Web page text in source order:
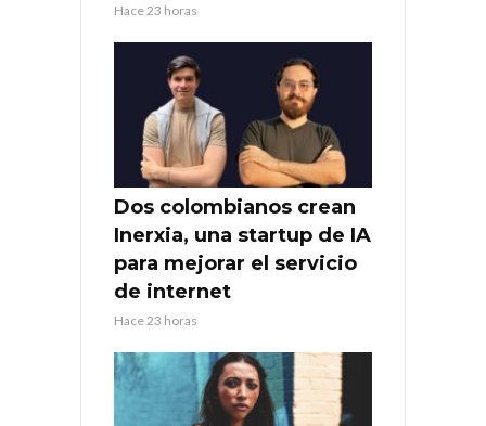
Hace 23 horas
Dos colombianos crean
Inerxia, una startup de IA
para mejorar el servicio
de internet
Hace 23 horas